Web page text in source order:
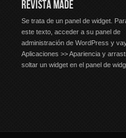
REVISTA MADE
Se trata de un panel de widget.
este texto, acceder a su panel de
administración de WordPress y
Aplicaciones >> Apariencia y
soltar un widget en el panel de